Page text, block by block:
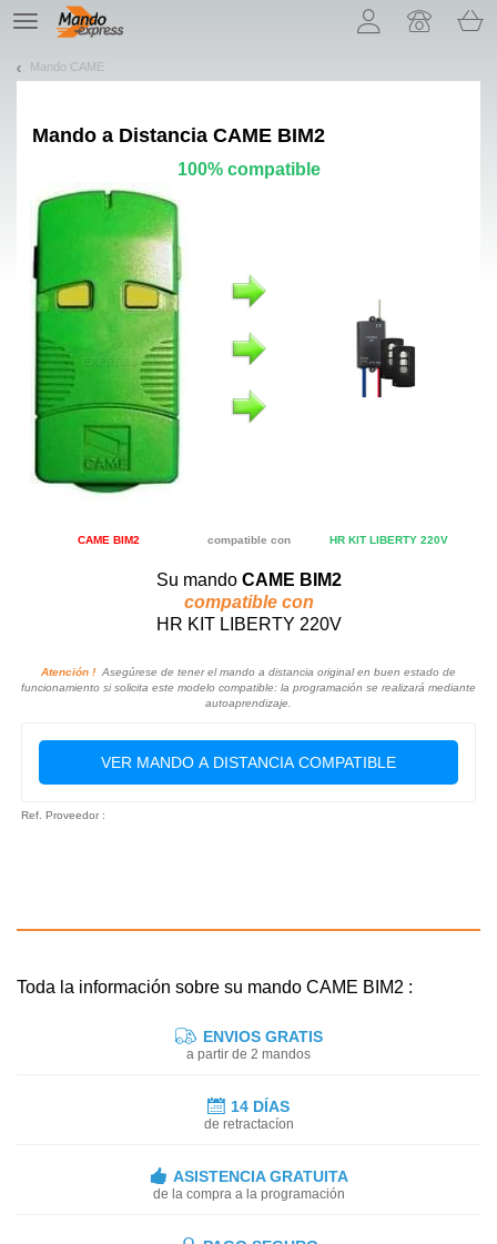
TE
navigation
Mando CAME
Mando a Distancia CAME BIM2
100% compatible
CAME BIM2 compatible con HR KIT LIBERTY 220V
Su mando CAME BIM2
compatible con
HR KIT LIBERTY 220V
Atención ! Asegúrese de tener el mando a distancia original en buen estado de
funcionamiento si solicita este modelo compatible: la programación se realizará mediante
autoaprendizaje.
VER MANDO A DISTANCIA COMPATIBLE
Ref. Proveedor :
Toda la información sobre su mando CAME BIM2 :
ENVIOS GRATIS
a partir de 2 mandos
14 DÍAS
de retractacíon
ASISTENCIA GRATUITA
de la compra a la programación
¡Permítenos presentarte nuestras cookies!